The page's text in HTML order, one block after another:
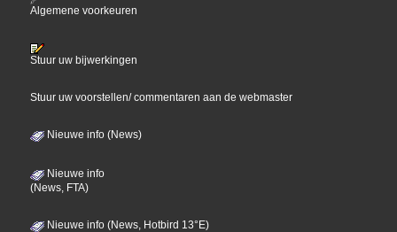
Algemene voorkeuren
Stuur uw bijwerkingen
Stuur uw voorstellen/ commentaren aan de webmaster
Nieuwe info (News)
Nieuwe info
(News, FTA)
Nieuwe info (News, Hotbird 13°E)